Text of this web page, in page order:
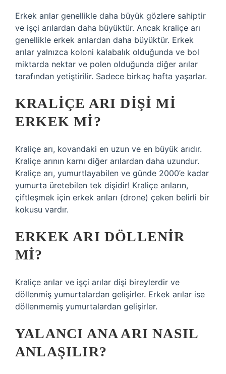
Erkek arılar genellikle daha büyük gözlere sahiptir
ve işçi arılardan daha büyüktür. Ancak kraliçe arı
genellikle erkek arılardan daha büyüktür. Erkek
arılar yalnızca koloni kalabalık olduğunda ve bol
miktarda nektar ve polen olduğunda diğer arılar
tarafından yetiştirilir. Sadece birkaç hafta yaşarlar.
KRALIÇE ARI DIŞI MI
ERKEK MI?
Kraliçe arı, kovandaki en uzun ve en büyük arıdır.
Kraliçe arının karnı diğer arılardan daha uzundur.
Kraliçe arı, yumurtlayabilen ve günde 2000’e kadar
yumurta üretebilen tek dişidir! Kraliçe arıların,
çiftleşmek için erkek arıları (drone) çeken belirli bir
kokusu vardır.
ERKEK ARI DÖLLENIR
MI?
Kraliçe arılar ve işçi arılar dişi bireylerdir ve
döllenmiş yumurtalardan gelişirler. Erkek arılar ise
döllenmemiş yumurtalardan gelişirler.
YALANCI ANA ARI NASIL
ANLAŞILIR?